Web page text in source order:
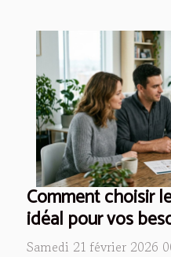
Comment choisir
idéal pour vos
Samedi 21 février 2026